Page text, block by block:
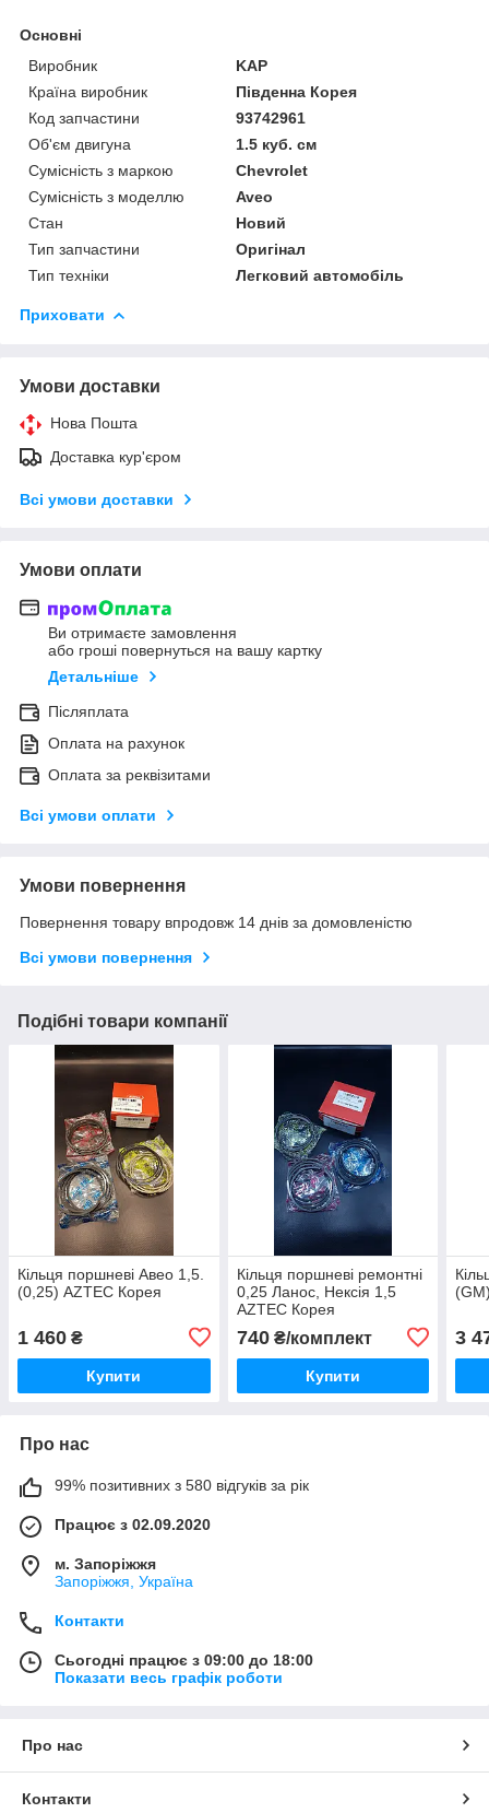
Основні
Виробник
KAP
Країна виробник
Південна Корея
Код запчастини
93742961
Об'єм двигуна
1.5 куб. см
Сумісність з маркою
Chevrolet
Сумісність з моделлю
Aveo
Стан
Новий
Тип запчастини
Оригінал
Тип техніки
Легковий автомобіль
Приховати
Умови доставки
Нова Пошта
Доставка кур'єром
Всі умови доставки
Умови оплати
Ви отримаєте замовлення
або гроші повернуться на вашу картку
Детальніше
Післяплата
Оплата на рахунок
Оплата за реквізитами
Всі умови оплати
Умови повернення
Повернення товару впродовж 14 днів за домовленістю
Всі умови повернення
Подібні товари компанії
Кільця поршневі Авео 1,5.
(0,25) AZTEC Корея
1 460 ₴
Купити
Кільця поршневі ремонтні
0,25 Ланос, Нексія 1,5
AZTEC Корея
740₴/комплект
Купити
3
Про нас
99% позитивних з 580 відгуків за рік
Працює з 02.09.2020
м. Запоріжжя
Запоріжжя, Україна
Контакти
Сьогодні працює з 09:00 до 18:00
Показати весь графік роботи
Про нас
Контакти